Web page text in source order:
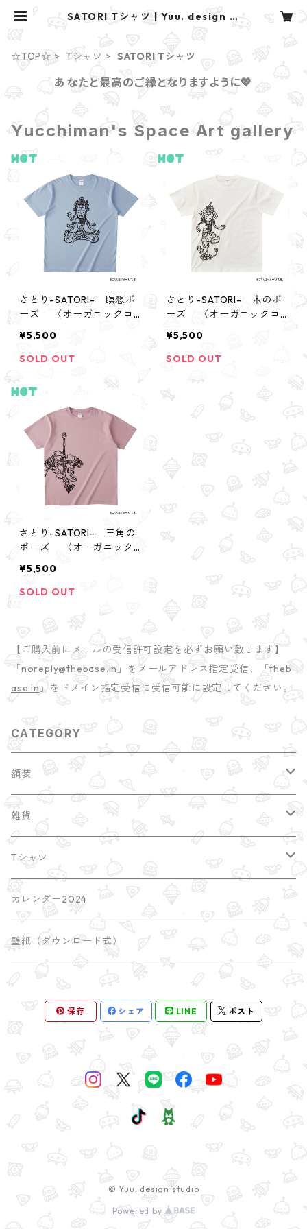
SATORI Tシャツ | Yuu. design st
udio
☆TOP☆ Tシャツ SATORI Tシャツ
あなたと最高のご縁となりますように💖
Yucchiman's Space Art gallery
さとり-SATORI- 瞑想ポ
ーズ 〈オーガニックコ
¥5,500
SOLD OUT
さとり-SATORI- 木のポ
ーズ 〈オーガニックコ
¥5,500
SOLD OUT
さとり-SATORI- 三角の
ポーズ 〈オーガニック
¥5,500
SOLD OUT
【ご購入前にメールの受信許可設定を必ずお願い致します】
「noreply@thebase.in」をメールアドレス指定受信、「theb
ase.in」をドメイン指定受信に受信可能に設定してください。
CATEGORY
額装
縁起干支
額装サイズ大 A2
earth
universe
屋久島
mini額
雑貨
ポストカード
ブローチ・缶バッチ
しおり
ポチ袋
漫画 comic
mini額
Tシャツ
imacocoTシャツ
SATORI Tシャツ
瞑想のポーズ
木のポーズ
三角のポーズ
カレンダー2024
壁紙（ダウンロード式）
保存 シェア LINE ポスト
© Yuu. design studio
Powered by